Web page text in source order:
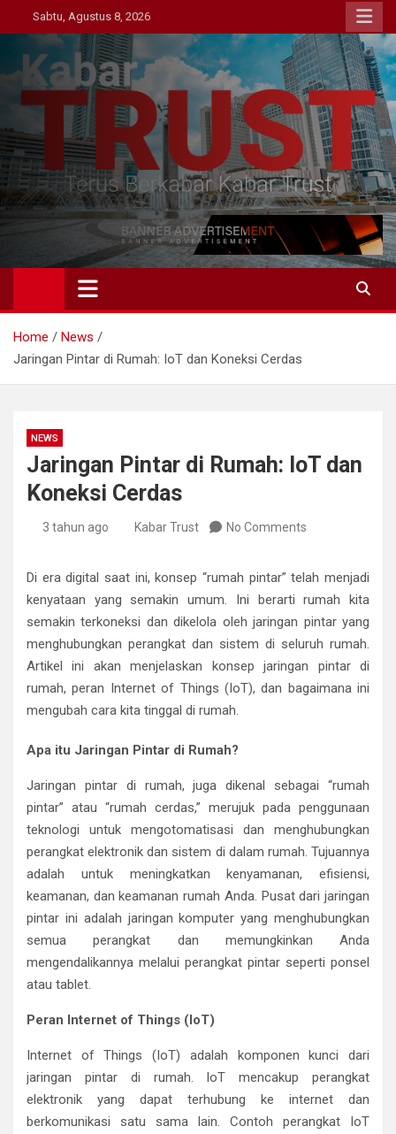
to
content
Sabtu, Agustus 8, 2026
Kabar Trust
Terus Berkabar Kabar Trust
Home
News
Jaringan Pintar di Rumah: IoT dan Koneksi Cerdas
NEWS
Jaringan Pintar di Rumah: IoT dan
Koneksi Cerdas
3 tahun ago Kabar Trust No Comments
Di era digital saat ini, konsep “rumah pintar” telah menjadi
kenyataan yang semakin umum. Ini berarti rumah kita
semakin terkoneksi dan dikelola oleh jaringan pintar yang
menghubungkan perangkat dan sistem di seluruh rumah.
Artikel ini akan menjelaskan konsep jaringan pintar di
rumah, peran Internet of Things (IoT), dan bagaimana ini
mengubah cara kita tinggal di rumah.
Apa itu Jaringan Pintar di Rumah?
Jaringan pintar di rumah, juga dikenal sebagai “rumah
pintar” atau “rumah cerdas,” merujuk pada penggunaan
teknologi untuk mengotomatisasi dan menghubungkan
perangkat elektronik dan sistem di dalam rumah. Tujuannya
adalah untuk meningkatkan kenyamanan, efisiensi,
keamanan, dan keamanan rumah Anda. Pusat dari jaringan
pintar ini adalah jaringan komputer yang menghubungkan
semua perangkat dan memungkinkan Anda
mengendalikannya melalui perangkat pintar seperti ponsel
atau tablet.
Peran Internet of Things (IoT)
Internet of Things (IoT) adalah komponen kunci dari
jaringan pintar di rumah. IoT mencakup perangkat
elektronik yang dapat terhubung ke internet dan
berkomunikasi satu sama lain. Contoh perangkat IoT